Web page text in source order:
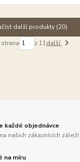
další produkty (20)
strana z 11další
každé objednávce
našich zákaznících záleží
na míru